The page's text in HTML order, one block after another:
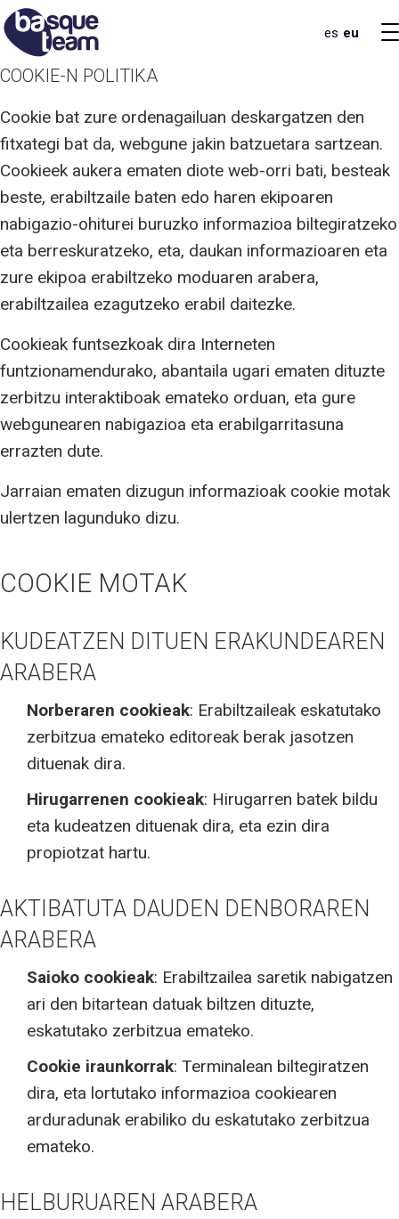
es eu
COOKIE-N POLITIKA
Cookie bat zure ordenagailuan deskargatzen den
fitxategi bat da, webgune jakin batzuetara sartzean.
Cookieek aukera ematen diote web-orri bati, besteak
beste, erabiltzaile baten edo haren ekipoaren
nabigazio-ohiturei buruzko informazioa biltegiratzeko
eta berreskuratzeko, eta, daukan informazioaren eta
zure ekipoa erabiltzeko moduaren arabera,
erabiltzailea ezagutzeko erabil daitezke.
Cookieak funtsezkoak dira Interneten
funtzionamendurako, abantaila ugari ematen dituzte
zerbitzu interaktiboak emateko orduan, eta gure
webgunearen nabigazioa eta erabilgarritasuna
errazten dute.
Jarraian ematen dizugun informazioak cookie motak
ulertzen lagunduko dizu.
COOKIE MOTAK
KUDEATZEN DITUEN ERAKUNDEAREN
ARABERA
Norberaren cookieak: Erabiltzaileak eskatutako
zerbitzua emateko editoreak berak jasotzen
dituenak dira.
Hirugarrenen cookieak: Hirugarren batek bildu
eta kudeatzen dituenak dira, eta ezin dira
propiotzat hartu.
AKTIBATUTA DAUDEN DENBORAREN
ARABERA
Saioko cookieak: Erabiltzailea saretik nabigatzen
ari den bitartean datuak biltzen dituzte,
eskatutako zerbitzua emateko.
Cookie iraunkorrak: Terminalean biltegiratzen
dira, eta lortutako informazioa cookiearen
arduradunak erabiliko du eskatutako zerbitzua
emateko.
HELBURUAREN ARABERA